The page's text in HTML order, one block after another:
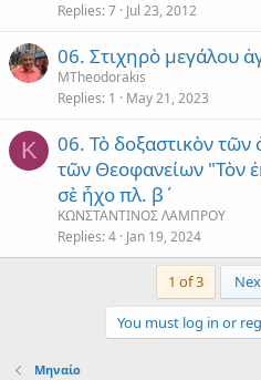
Replies 7 Jul 23, 2012
06. Στιχηρὸ μεγάλου
MTheodorakis
Replies 1 May 21, 2023
Κ
06. Τὸ δοξαστικὸν
τῶν Θεοφανείων "Τὸν
σὲ ἦχο πλ. β´
ΚΩΝΣΤΑΝΤΙΝΟΣ ΛΑΜΠΡΟΥ
Replies 4 Jan 19, 2024
1 of 3
You must log in or
Μηναίο